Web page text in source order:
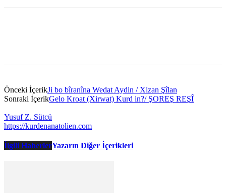
Önceki İçerikJi bo bîranîna Wedat Aydin / Xizan Şîlan
Sonraki İçerikGelo Kroat (Xirwat) Kurd in?/ ŞOREŞ REŞÎ
Yusuf Z. Sütcü
https://kurdenanatolien.com
İlgili HaberlerYazarın Diğer İçerikleri